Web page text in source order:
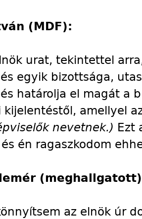
(MDF):
urat, tekintettel
egyik bizottsága,
határolja el magát a
kijelentéstől, amellyel
nevetnek.) Ezt
én ragaszkodom
az elnök úr